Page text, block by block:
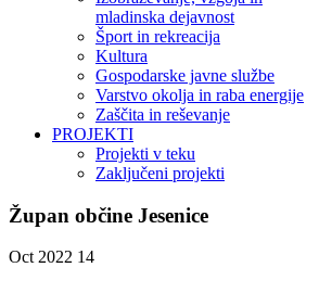
mladinska dejavnost
Šport in rekreacija
Kultura
Gospodarske javne službe
Varstvo okolja in raba energije
Zaščita in reševanje
PROJEKTI
Projekti v teku
Zaključeni projekti
Župan občine Jesenice
Oct 2022 14